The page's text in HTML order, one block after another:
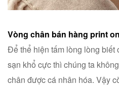
Vòng chân bán hàng print
Để thể hiện tấm lòng lòng biết
sạn khổ cực thì chúng ta
chân được cá nhân hóa. Vậy